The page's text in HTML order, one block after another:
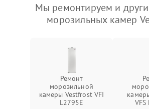
Мы ремонтируем и
морозильных камер
Ремонт
морозильной
камеры Vestfrost VFI
L2795E